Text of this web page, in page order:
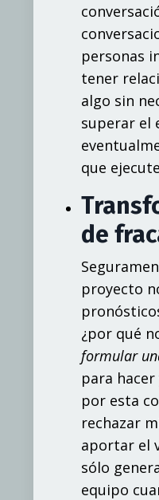
personas
tener
algo sin
superar el
que
de
proyecto
¿por qué
formular
para
por esta
rechazar
aportar el
sólo
equipo